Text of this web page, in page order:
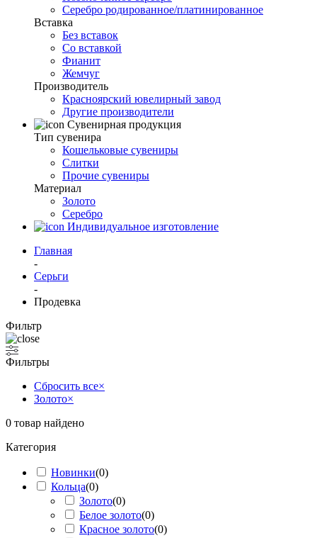
Серебро родированное/платинированное
Вставка
Без вставок
Со вставкой
Фианит
Жемчуг
Производитель
Красноярский ювелирный завод
Другие производители
Сувенирная продукция
Тип сувенира
Кошельковые сувениры
Слитки
Прочие сувениры
Материал
Золото
Серебро
Индивидуальное изготовление
Главная
-
Серьги
-
Продевка
Фильтр
Фильтры
Сбросить все×
Золото×
0 товар найдено
Категория
Новинки(0)
Кольца(0)
Золото(0)
Белое золото(0)
Красное золото(0)